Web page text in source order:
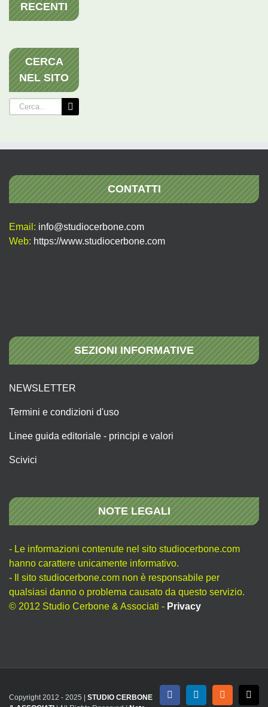
RECENTI
CERCA
NEL SITO
Cerca
per:
CONTATTI
Email: info@studiocerbone.com
Web: https://www.studiocerbone.com
SEZIONI INFORMATIVE
NEWSLETTER
Termini e condizioni d'uso
Linee guida editoriale - principi e valori
Scivici
NOTE LEGALI
- Le informazioni contenute nel sito studiocerbone.com
hanno carattere unicamente informativo.
- Il sito studiocerbone.com non è responsabile per
qualsiasi danno o problema causato da questo servizio.
© 2012 Studio Cerbone & Associati - Privacy
Copyright 2012 - 2025 | STUDIO CERBONE
FacebookLinkedInRss X